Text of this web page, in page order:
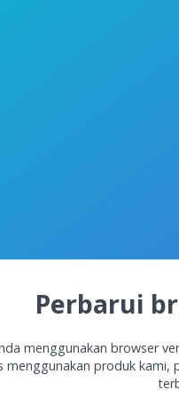
Perbarui
menggunakan browser
menggunakan produk kami,